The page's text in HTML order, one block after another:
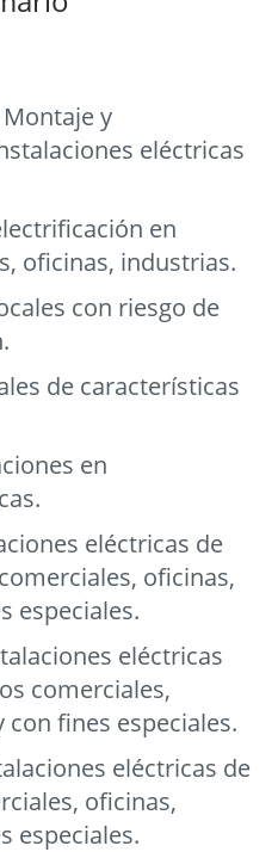
y
eléctricas
en
oficinas, industrias.
con riesgo de
de características
en
eléctricas de
oficinas,
especiales.
eléctricas
comerciales,
fines especiales.
eléctricas de
oficinas,
especiales.